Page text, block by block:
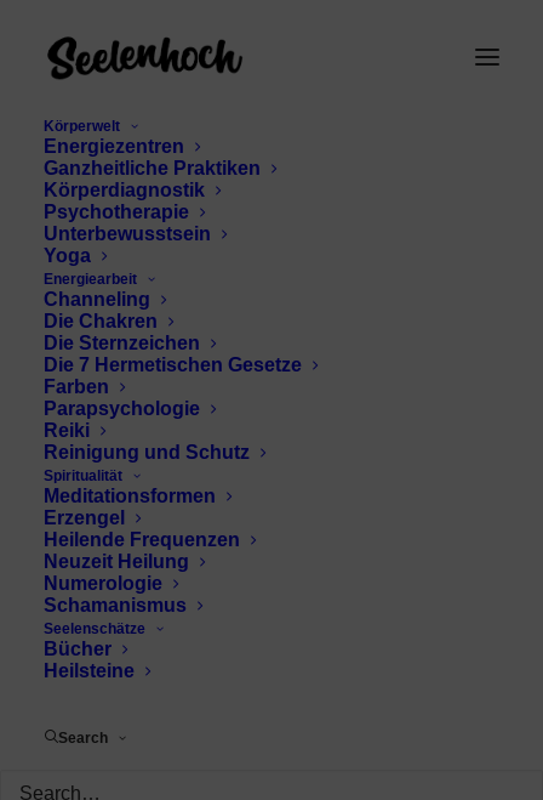
Körperwelt
Energiezentren
Ganzheitliche Praktiken
Körperdiagnostik
Psychotherapie
Unterbewusstsein
Yoga
Energiearbeit
Channeling
Die Chakren
Die Sternzeichen
Die 7 Hermetischen Gesetze
Farben
Parapsychologie
Reiki
Reinigung und Schutz
Spiritualität
Meditationsformen
Erzengel
Heilende Frequenzen
Neuzeit Heilung
Numerologie
Schamanismus
Seelenschätze
Bücher
Heilsteine
Search
Saint Germain Lehren